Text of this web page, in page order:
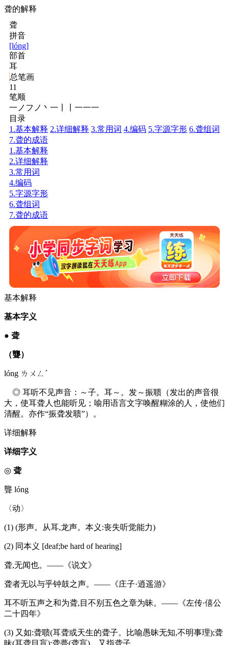
聋的解释
聋
拼音
[lóng]
部首
耳
总笔画
11
笔顺
一ノフノ丶一丨丨一一一
目录
1.基本解释 2.详细解释 3.常用词 4.编码 5.字源字形 6.聋组词
7.聋的成语
1.基本解释
2.详细解释
3.常用词
4.编码
5.字源字形
6.聋组词
7.聋的成语
基本解释
基本字义
● 聋
（聾）
lóng ㄌㄨㄥˊ
◎ 耳听不见声音：～子。耳～。发～振聩（发出的声音很
大，使耳聋人也能听见；喻用语言文字唤醒糊涂的人，使他们
清醒。亦作“振聋发聩”）。
详细解释
详细字义
◎ 聋
聾 lóng
〈动〉
(1) (形声。从耳,龙声。本义:丧失听觉能力)
(2) 同本义 [deaf;be hard of hearing]
聋,无闻也。——《说文》
聋者无以与乎钟鼓之声。——《庄子·逍遥游》
耳不听五声之和为聋,目不别五色之章为昧。——《左传·僖公
二十四年》
(3) 又如:聋聩(耳聋或天生的聋子。比喻愚昧无知,不明事理);聋
昧(耳聋目盲);聋瞢(聋盲)。又指聋子